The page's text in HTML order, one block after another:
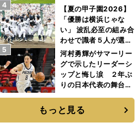
とは？
【夏の甲子園2026】
「優勝は横浜じゃな
い」 波乱必至の組み合
わせで識者５人が選ん
だ優勝校はここだ！
4
河村勇輝がサマーリー
グで示したリーダーシ
ップと悔し涙 ２年ぶ
りの日本代表の舞台を
は続く
5
もっと見る